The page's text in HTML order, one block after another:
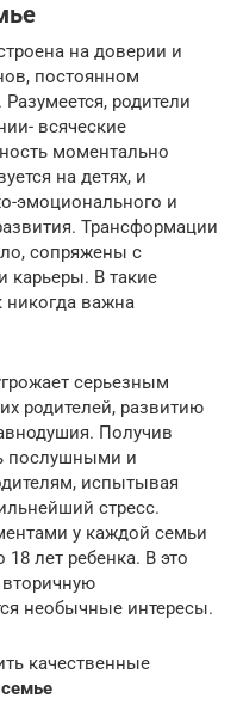
на доверии и
постоянном
родители
всяческие
моментально
на детях, и
эмоционального и
Трансформации
сопряжены с
карьеры. В такие
никогда важна
серьезным
родителей, развитию
Получив
послушными и
испытывая
стресс.
у каждой семьи
лет ребенка. В это
необычные интересы.
качественные